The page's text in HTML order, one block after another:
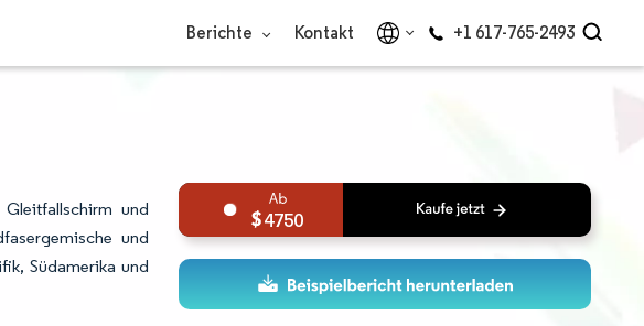
Berichte Kontakt +1 617-765-2493
und
und
Südamerika und
4750